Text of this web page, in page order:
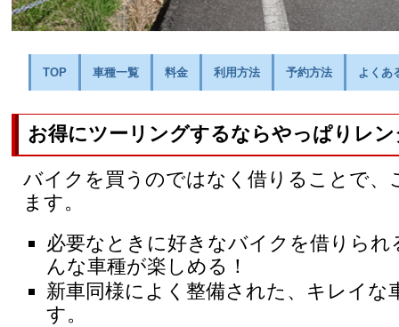
TOP 車種一覧 料金 利用方法 予約方法 よくあ
お得にツーリングするならやっぱりレ
バイクを買うのではなく借りることで、
ます。
必要なときに好きなバイクを借りら
んな車種が楽しめる！
新車同様によく整備された、キレイな
す。